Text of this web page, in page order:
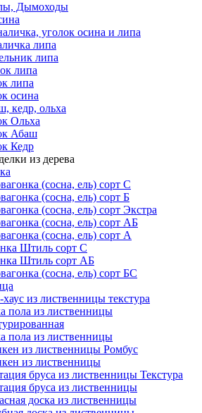
Дымоходы
уголок осина и липа
липа
липа
липа
липа
осина
кедр, ольха
Ольха
Абаш
Кедр
из дерева
(сосна, ель) сорт С
(сосна, ель) сорт Б
(сосна, ель) сорт Экстра
(сосна, ель) сорт АБ
(сосна, ель) сорт А
Штиль сорт С
Штиль сорт АБ
(сосна, ель) сорт БС
из лиственницы текстура
пола из лиственницы
пола из лиственницы
из лиственницы Ромбус
из лиственницы
бруса из лиственницы Текстура
бруса из лиственницы
доска из лиственницы